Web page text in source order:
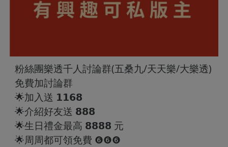
粉絲團樂透千人討論群(五桑九/天天樂/大樂透)
免費加討論群
🌟加入送 𝟭𝟭𝟲𝟴
🌟介紹好友送 𝟴𝟴𝟴
🌟生日禮金最高 𝟴𝟴𝟴𝟴 元
🌟周周都可領免費 ❻❻❻